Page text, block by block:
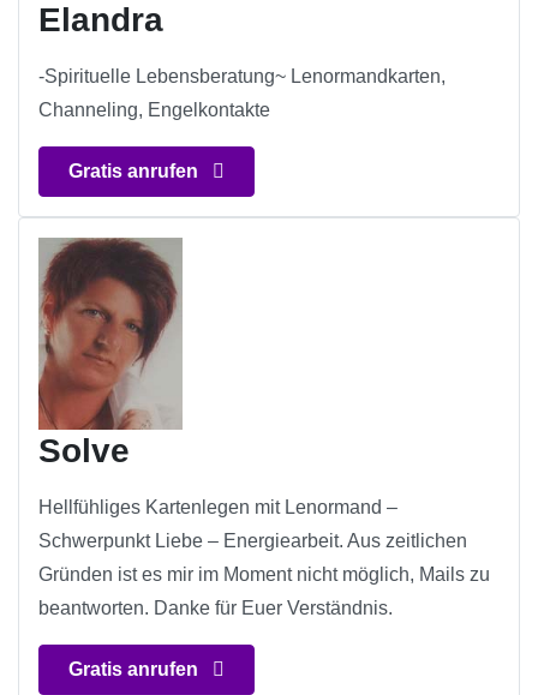
Elandra
-Spirituelle Lebensberatung~ Lenormandkarten,
Channeling, Engelkontakte
Gratis anrufen
Solve
Hellfühliges Kartenlegen mit Lenormand –
Schwerpunkt Liebe – Energiearbeit. Aus zeitlichen
Gründen ist es mir im Moment nicht möglich, Mails zu
beantworten. Danke für Euer Verständnis.
Gratis anrufen